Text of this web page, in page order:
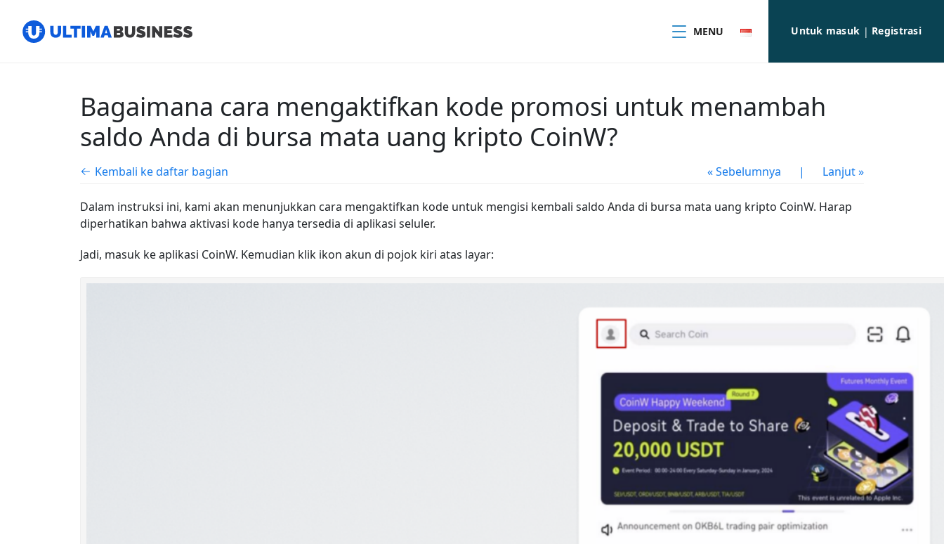
MENU Untuk masuk | Registrasi
Bagaimana cara mengaktifkan kode promosi untuk menambah
saldo Anda di bursa mata uang kripto CoinW?
Kembali ke daftar bagian « Sebelumnya | Lanjut »
Dalam instruksi ini, kami akan menunjukkan cara mengaktifkan kode untuk mengisi kembali saldo Anda di bursa mata uang kripto CoinW. Harap
diperhatikan bahwa aktivasi kode hanya tersedia di aplikasi seluler.
Jadi, masuk ke aplikasi CoinW. Kemudian klik ikon akun di pojok kiri atas layar: